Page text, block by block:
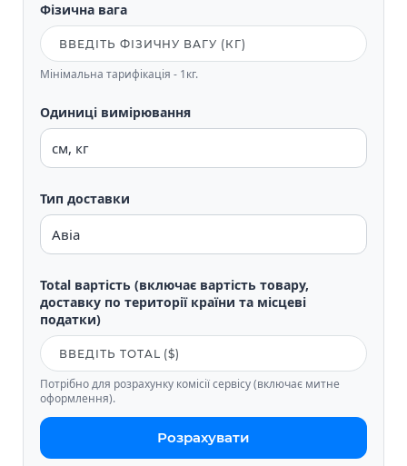
Фізична вага
Мінімальна тарифікація - 1кг.
Одиниці вимірювання
Тип доставки
Total вартість (включає вартість товару,
доставку по території країни та місцеві
податки)
Потрібно для розрахунку комісії сервісу (включає митне
оформлення).
Розрахувати